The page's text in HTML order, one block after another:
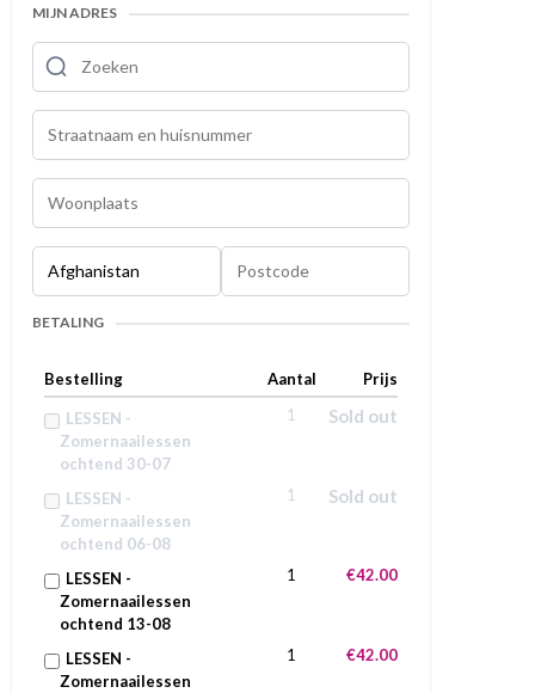
MIJN ADRES
BETALING
Bestelling Aantal Prijs
LESSEN -
Zomernaailessen
ochtend 30-07
1 Sold out
LESSEN -
Zomernaailessen
ochtend 06-08
1 Sold out
LESSEN -
Zomernaailessen
ochtend 13-08
1 €42.00
LESSEN -
Zomernaailessen
1 €42.00